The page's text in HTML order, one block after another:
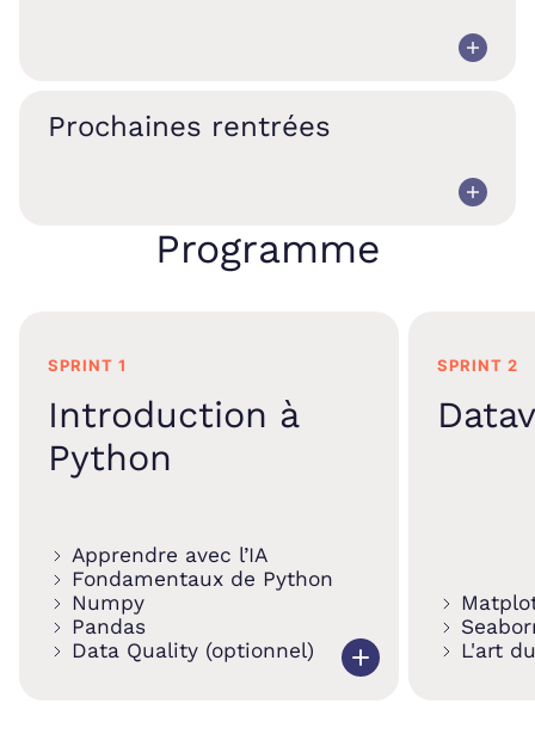
Prochaines rentrées
Programme
SPRINT 1
Introduction à
Python
Apprendre avec l’IA
Fondamentaux de Python
Numpy
Pandas
Data Quality (optionnel)
SPRINT 2
L'art